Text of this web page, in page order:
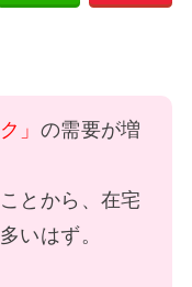
」 の需要が増
とから、在宅
いはず。